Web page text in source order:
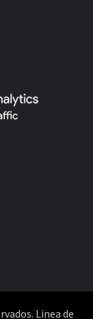
Linea de